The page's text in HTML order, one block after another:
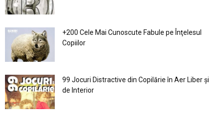
+200 Cele Mai Cunoscute Fabule pe Înţelesul
Copiilor
99 Jocuri Distractive din Copilărie în Aer Liber şi
de Interior